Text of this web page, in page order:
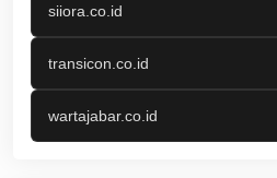
siiora.co.id
transicon.co.id
wartajabar.co.id